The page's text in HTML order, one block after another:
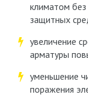
климатом
защитных
увеличение
арматуры
уменьшение
поражения